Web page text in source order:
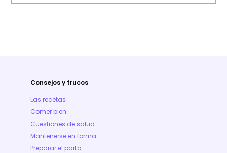
Consejos y trucos
Las recetas
Comer bien
Cuestiones de salud
Mantenerse en forma
Preparar el parto